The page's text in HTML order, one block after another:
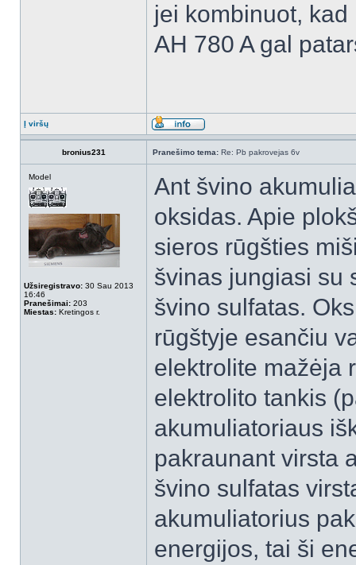
jei kombinuot,
AH 780 A gal
Į viršų
bronius231 Pranešimo tema: Re: Pb pakrovejas 6v
Model
Užsiregistravo: 30 Sau 2013
16:46
Pranešimai: 203
Miestas: Kretingos r.
Ant švino
oksidas. Apie
sieros rūgšties
švinas jungiasi su
švino sulfatas.
rūgštyje esančiu
elektrolite mažėja
elektrolito tankis
akumuliatoriaus
pakraunant virsta
švino sulfatas
akumuliatorius
energijos, tai ši